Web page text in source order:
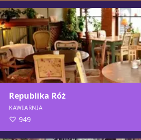
Republika Róż
KAWIARNIA
949